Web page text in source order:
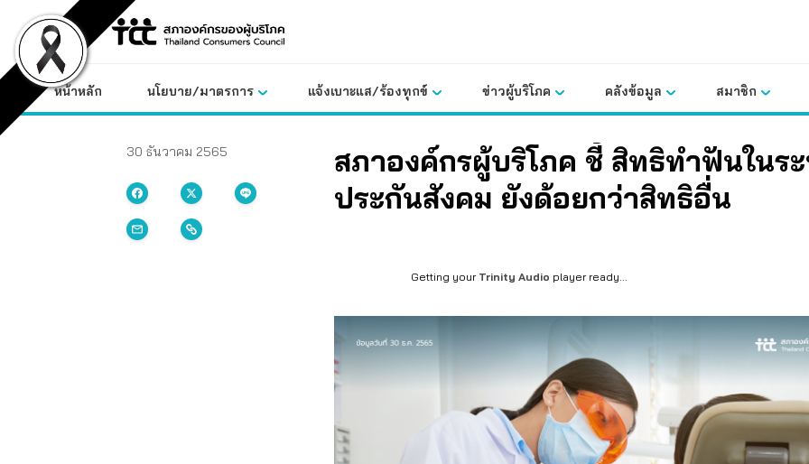
content
หน้าหลัก นโยบาย/มาตรการ แจ้งเบาะแส/ร้องทุกข์ ข่าวผู้บริโภค คลังข้อมูล สมาชิก
30 ธันวาคม 2565
สภาองค์กรผู้บริโภค ชี้ สิทธิทำฟันในร
ประกันสังคม ยังด้อยกว่าสิทธิอื่น
Getting your Trinity Audio player ready...